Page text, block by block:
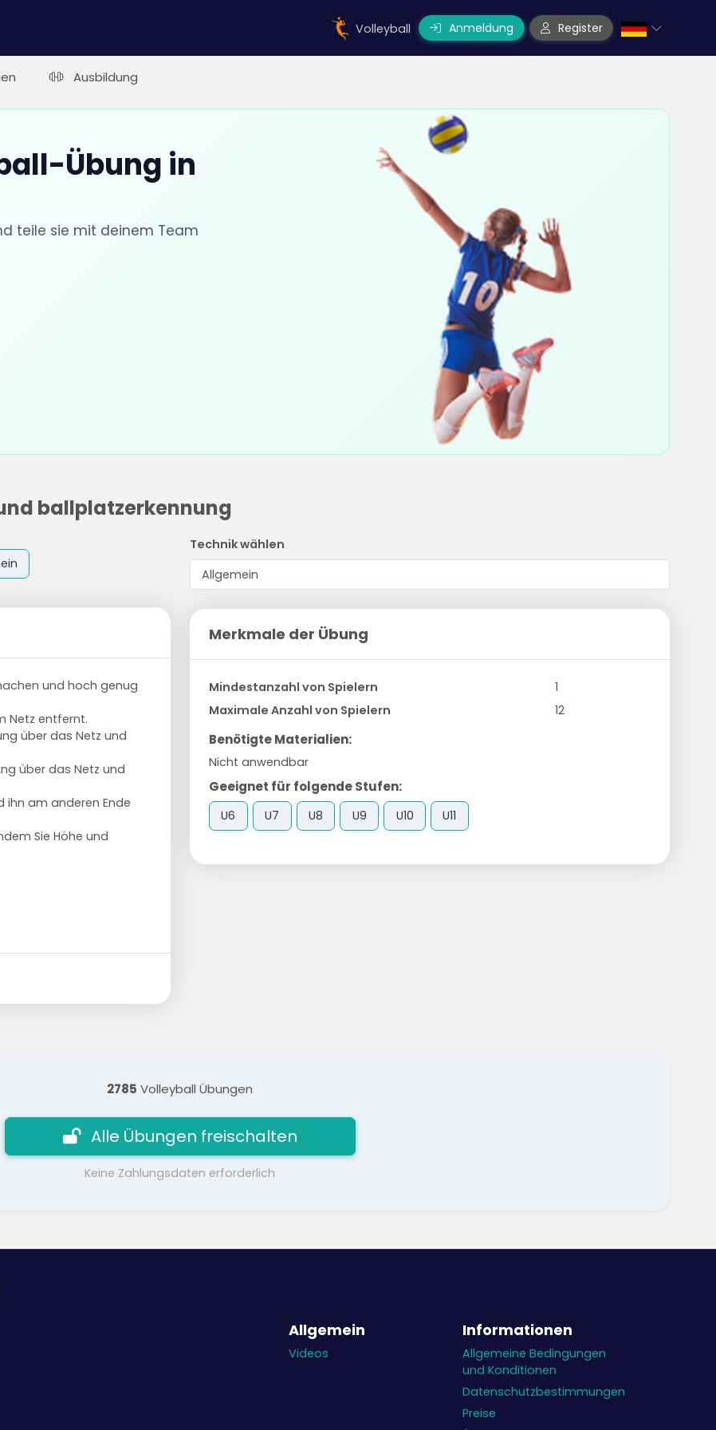
Volleyball Anmeldung Register
Ausbildung
Übung in
teile sie mit deinem Team
ballplatzerkennung
und hoch genug
Netz entfernt.
über das Netz und
über das Netz und
ihn am anderen Ende
Sie Höhe und
Technik wählen
Merkmale der Übung
Mindestanzahl von Spielern
1
Maximale Anzahl von Spielern
12
Benötigte Materialien:
Nicht anwendbar
Geeignet für folgende Stufen:
U6 U7 U8 U9 U10 U11
2785 Volleyball Übungen
Alle Übungen freischalten
Keine Zahlungsdaten erforderlich
Allgemein
Videos
Informationen
Allgemeine Bedingungen
und Konditionen
Datenschutzbestimmungen
Preise